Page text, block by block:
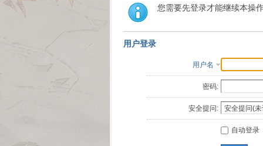
您需要先登录才能继续本操
用户登录
用户名
密码:
安全提问:
自动登录